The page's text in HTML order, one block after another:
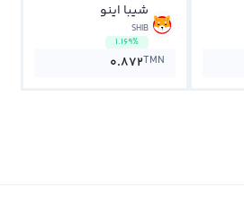
شیبا اینو
SHIB
1.169%
0.872TMN